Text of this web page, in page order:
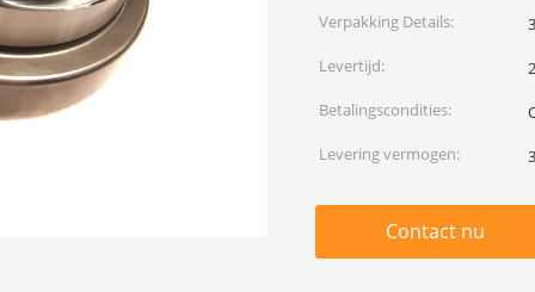
Verpakking Details:
Levertijd:
Betalingscondities:
Levering vermogen:
Contact nu